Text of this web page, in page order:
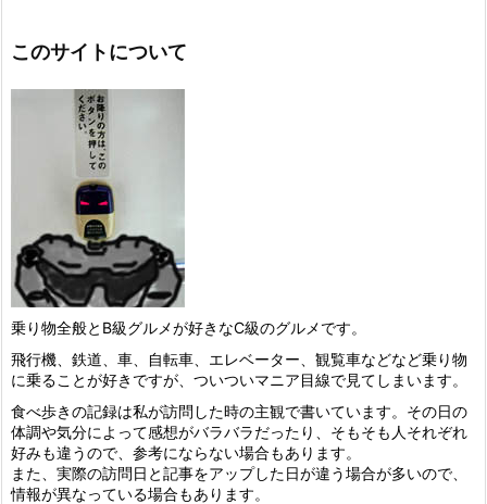
このサイトについて
乗り物全般とB級グルメが好きなC級のグルメです。
飛行機、鉄道、車、自転車、エレベーター、観覧車などなど乗り物
に乗ることが好きですが、ついついマニア目線で見てしまいます。
食べ歩きの記録は私が訪問した時の主観で書いています。その日の
体調や気分によって感想がバラバラだったり、そもそも人それぞれ
好みも違うので、参考にならない場合もあります。
また、実際の訪問日と記事をアップした日が違う場合が多いので、
情報が異なっている場合もあります。